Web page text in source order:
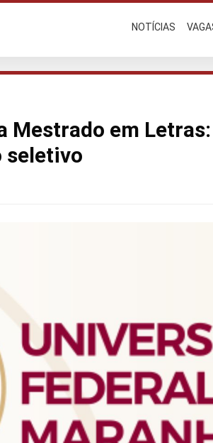
NOTÍCIAS
Mestrado em
seletivo